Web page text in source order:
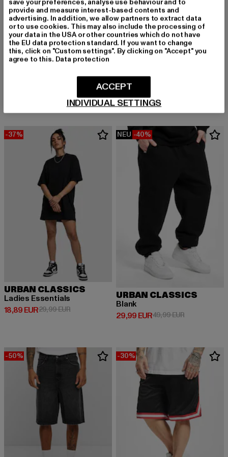
URBAN CLASSICS
Aktionspreis: 19,99 EUR
12,99 EUR
Derzeitiger Preis: 12,99 EUR
19,99 EUR
-37%
URBAN CLASSICS
Ladies Essentials
18,89 EUR
Derzeitiger Preis: 18,89 EUR
29,99 EURAktionspreis: 29,99 EUR
NEU -40%
URBAN CLASSICS
Blank
29,99 EUR
Derzeitiger Preis: 29,99 EUR
49,99 EURAktionspreis:
-50% -30%
provide and measure interest-based contents and
advertising. In addition, we allow partners to extract data
or to use cookies. This may also include the processing of
your data in the USA or other countries which do not have
the EU data protection standard. If you want to change
this, click on "Custom settings". By clicking on "Accept" you
agree to this. Data protection
INDIVIDUAL SETTINGS
ACCEPT